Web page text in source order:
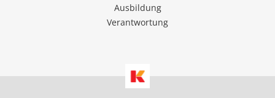
Ausbildung
Verantwortung